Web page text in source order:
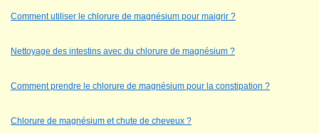
Comment utiliser le chlorure de magnésium pour maigrir ?
Nettoyage des intestins avec du chlorure de magnésium ?
Comment prendre le chlorure de magnésium pour la constipation ?
Chlorure de magnésium et chute de cheveux ?